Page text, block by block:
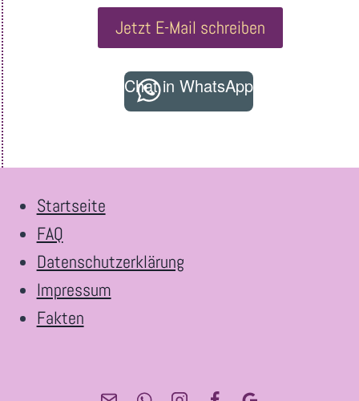
Jetzt E-Mail schreiben
Chat in WhatsApp
Startseite
FAQ
Datenschutzerklärung
Impressum
Fakten